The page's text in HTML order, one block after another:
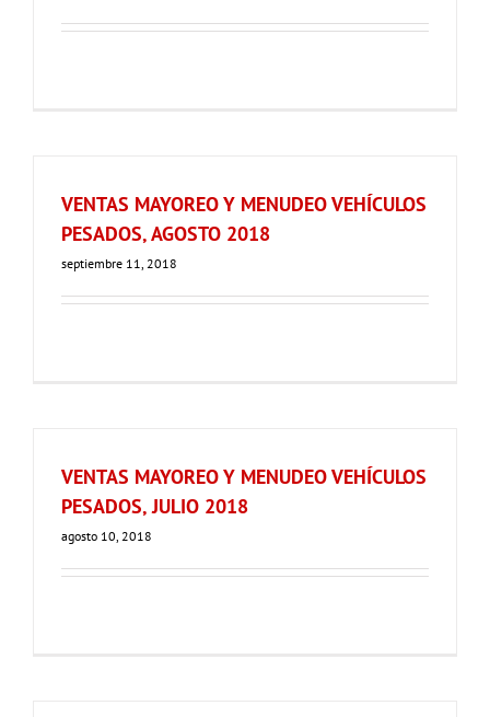
VENTAS MAYOREO Y MENUDEO VEHÍCULOS
PESADOS, AGOSTO 2018
septiembre 11, 2018
VENTAS MAYOREO Y MENUDEO VEHÍCULOS
PESADOS, JULIO 2018
agosto 10, 2018